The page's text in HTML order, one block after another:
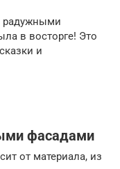
радужными
в восторге! Это
и
фасадами
от материала, из